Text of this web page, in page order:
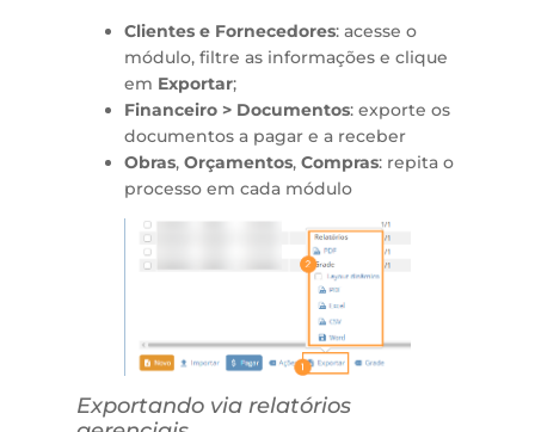
Clientes e Fornecedores: acesse o
módulo, filtre as informações e clique
em Exportar;
Financeiro > Documentos: exporte os
documentos a pagar e a receber
Obras, Orçamentos, Compras: repita o
processo em cada módulo
Exportando via relatórios